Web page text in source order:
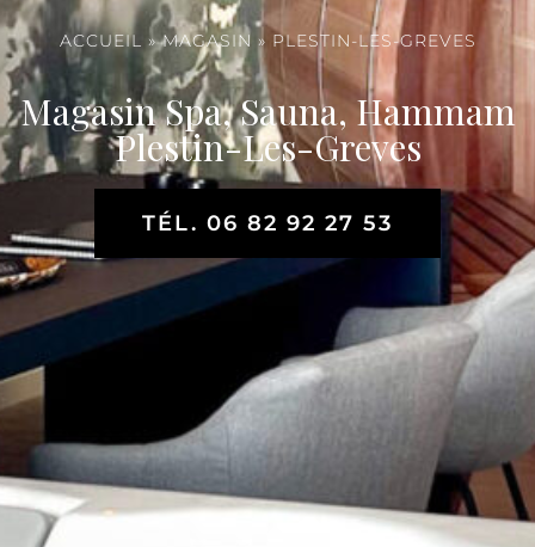
ACCUEIL »MAGASIN » PLESTIN-LES-GREVES
Magasin Spa, Sauna, Hammam
Plestin-Les-Greves
TÉL. 06 82 92 27 53